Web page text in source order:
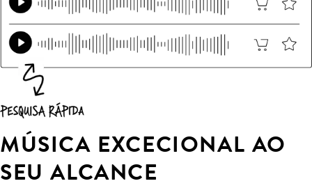
MÚSICA EXCECIONAL AO
SEU ALCANCE